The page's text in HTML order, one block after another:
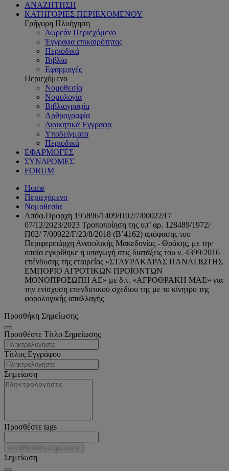
ΑΝΑΖΗΤΗΣΗ
ΚΑΤΗΓΟΡΙΕΣ ΠΕΡΙΕΧΟΜΕΝΟΥ
Γρήγορη Πλοήγηση
Δωρεάν Περιεχόμενο
Έγγραφα επικαιρότητας
Περιοδικά
Βιβλία
Εφαρμογές
Περιεχόμενο
Νομοθεσία
Νομολογία
Βιβλιογραφία
Αρθρογραφία
Διοικητικά Έγγραφα
Υποδείγματα
Περιοδικά
ΕΦΑΡΜΟΓΕΣ
ΣΥΝΔΡΟΜΕΣ
FORUM
Home
Περιεχόμενο
Νομοθεσία
Απόφ.Πρφρχη 195896/1409/Π02/7/00022/Γ/
07/12/2023/2023 Τροποποίηση της υπ’ αρ. 128489/1972/
Π02/ 7/00022/Γ/23/8/2018 (Β’4162) απόφασης του
Περιφερειάρχη Ανατολικής Μακεδονίας - Θράκης, με την
οποία εγκρίθηκε η υπαγωγή στις διατάξεις του ν. 4399/2016
επένδυσης της εταιρείας «ΣΤΑΥΡΑΚΑΡΑΣ ΠΑΝΑΓΙΩΤΗΣ
ΕΜΠΟΡΙΟ ΑΓΡΟΤΙΚΩΝ ΠΡΟΪΟΝΤΩΝ
ΜΟΝΟΠΡΟΣΩΠΗ ΑΕ» με δ.τ. «ΑΓΡΟΘΡΑΚΗ ΜΑΕ» για
την ενίσχυση επενδυτικού σχεδίου της με το κίνητρο της
φορολογικής απαλλαγής
Προσθήκη Σημείωσης
Προσθέστε Τίτλο Σημείωσης
Τίτλος Εγγράφου
Σημείωση
Προσθέστε tags
Αποθήκευση Σημείωσης
Σημείωση